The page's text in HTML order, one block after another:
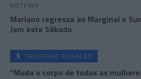
ROTEIRO
Mariano regressa ao Marginal e
Jam este Sábado
CRISTIANO RONALDO
“Muda o corpo de todas as